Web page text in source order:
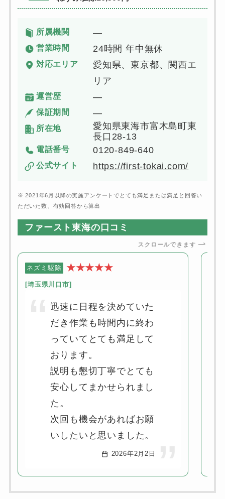
所属機関 ―
営業時間 24時間 年中無休
対応エリア
愛知県、東京都、関西エ
リア
運営歴 ―
保証期間 ―
所在地
愛知県東海市富木島町東
長口28-13
電話番号 0120-849-640
公式サイト https://first-tokai.com/
※ 2021年6月以降の実施アンケートでとても満足または満足と回答い
ただいた数、有効回答から算出
ファースト東海の口コミ
スクロールできます
ネズミ駆除 ★★★★★
[埼玉県川口市]
迅速に日程を決めていた
だき作業も時間内に終わ
っていてとても満足して
おります。
説明も懇切丁寧でとても
安心してまかせられまし
た。
次回も機会があればお願
いしたいと思いました。
2026年2月2日